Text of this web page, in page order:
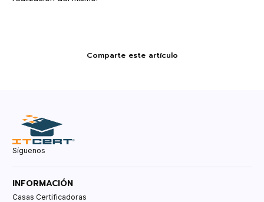
Comparte este artículo
Síguenos
INFORMACIÓN
Casas Certificadoras